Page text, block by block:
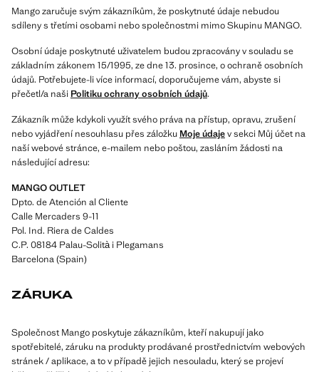
Mango zaručuje svým zákazníkům, že poskytnuté údaje nebudou
sdíleny s třetími osobami nebo společnostmi mimo Skupinu MANGO.
Osobní údaje poskytnuté uživatelem budou zpracovány v souladu se
základním zákonem 15/1995, ze dne 13. prosince, o ochraně osobních
údajů. Potřebujete-li více informací, doporučujeme vám, abyste si
přečetl/a naši Politiku ochrany osobních údajů.
Zákazník může kdykoli využít svého práva na přístup, opravu, zrušení
nebo vyjádření nesouhlasu přes záložku Moje údajev sekci Můj účet na
naší webové stránce, e-mailem nebo poštou, zasláním žádosti na
následující adresu:
MANGO OUTLET
Dpto. de Atención al Cliente
Calle Mercaders 9-11
Pol. Ind. Riera de Caldes
C.P. 08184 Palau-Solità i Plegamans
Barcelona (Spain)
ZÁRUKA
Společnost Mango poskytuje zákazníkům, kteří nakupují jako
spotřebitelé, záruku na produkty prodávané prostřednictvím webových
stránek / aplikace, a to v případě jejich nesouladu, který se projeví